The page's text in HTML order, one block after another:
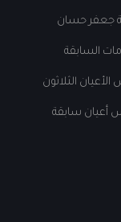
جعفر حسان
السابقة
الثلاثون
أعيان سابقة